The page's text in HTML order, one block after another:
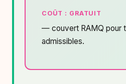
COÛT : GRATUIT
— couvert RAMQ pour
admissibles.